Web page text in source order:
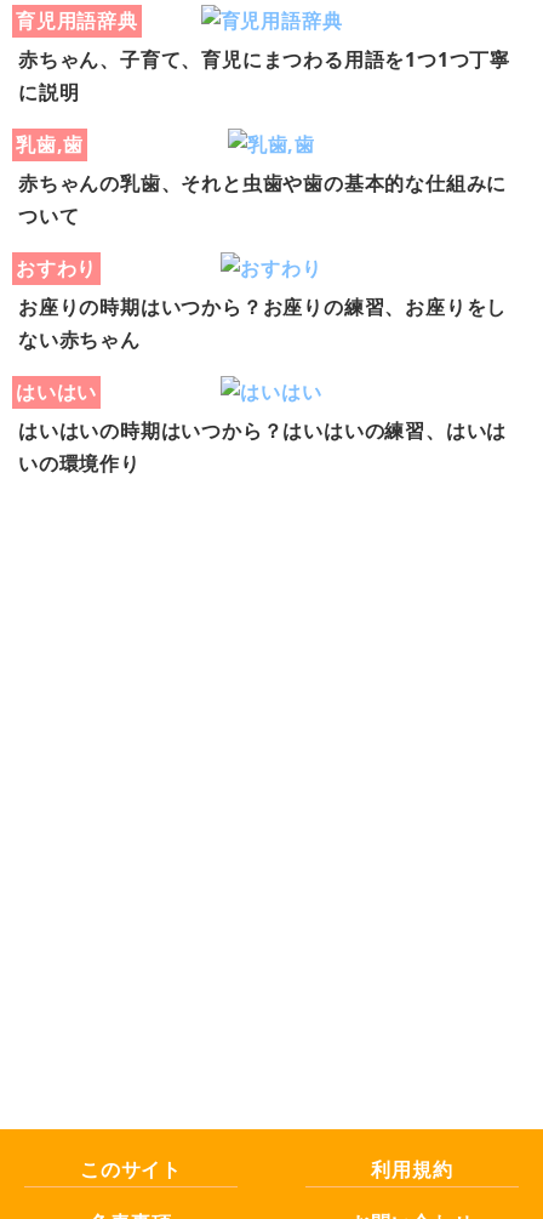
育児用語辞典
赤ちゃん、子育て、育児にまつわる用語を1つ1つ丁寧
に説明
乳歯,歯
赤ちゃんの乳歯、それと虫歯や歯の基本的な仕組みに
ついて
おすわり
お座りの時期はいつから？お座りの練習、お座りをし
ない赤ちゃん
はいはい
はいはいの時期はいつから？はいはいの練習、はいは
いの環境作り
このサイト
利用規約